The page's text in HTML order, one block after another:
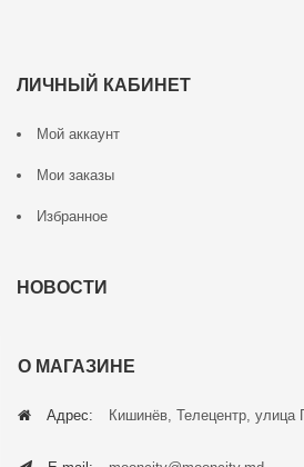
ЛИЧНЫЙ КАБИНЕТ
Мой аккаунт
Мои заказы
Избранное
НОВОСТИ
О МАГАЗИНЕ
Адрес: Кишинёв, Телецентр, улица